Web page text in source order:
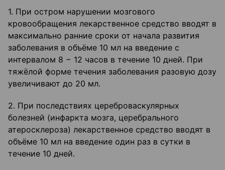
1. При остром нарушении мозгового
кровообращения лекарственное средство вводят в
максимально ранние сроки от начала развития
заболевания в объёме 10 мл на введение с
интервалом 8 − 12 часов в течение 10 дней. При
тяжёлой форме течения заболевания разовую дозу
увеличивают до 20 мл.
2. При последствиях цереброваскулярных
болезней (инфаркта мозга, церебрального
атеросклероза) лекарственное средство вводят в
объёме 10 мл на введение один раз в сутки в
течение 10 дней.